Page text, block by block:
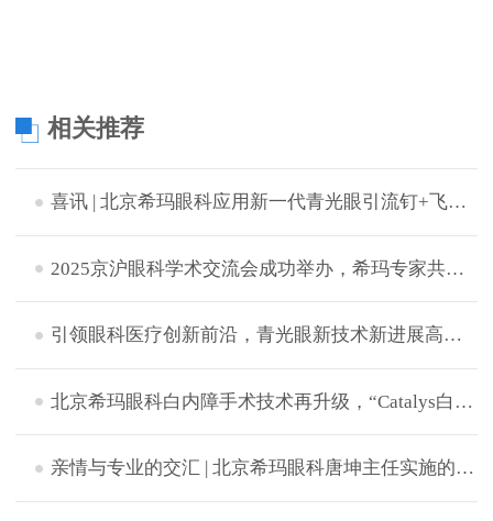
相关推荐
喜讯 | 北京希玛眼科应用新一代青光眼引流钉+飞秒激光白内障辅助技术成功完成中晚期青白联合微创手术
2025京沪眼科学术交流会成功举办，希玛专家共探眼病治疗新策略
引领眼科医疗创新前沿，青光眼新技术新进展高峰论坛成功举办
北京希玛眼科白内障手术技术再升级，“Catalys白力士”飞秒激光白内障手术设备正式启用
​亲情与专业的交汇 | 北京希玛眼科唐坤主任实施的一次特别白内障手术